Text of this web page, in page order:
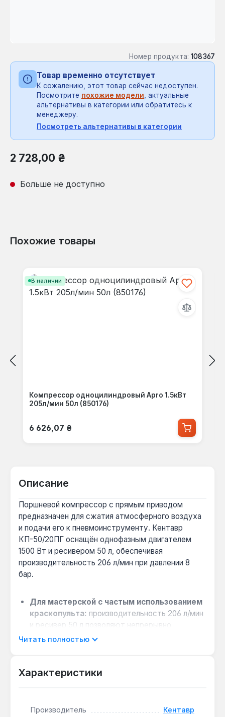
Номер продукта: 108367
Товар временно отсутствует
К сожалению, этот товар сейчас недоступен.
Посмотрите похожие модели , актуальные
альтернативы в категории или обратитесь к
менеджеру.
Посмотреть альтернативы в категории
Обычная цена:
2 728,00 ₴
Больше не доступно
Похожие товары
В наличии
Компрессор одноцилиндровый Apro 1.5кВт
205л/мин 50л (850176)
Обычная цена:
6 626,07 ₴
Описание
Поршневой компрессор с прямым приводом
предназначен для сжатия атмосферного воздуха
и подачи его к пневмоинструменту. Кентавр
КП-50/20ПГ оснащён однофазным двигателем
1500 Вт и ресивером 50 л, обеспечивая
производительность 206 л/мин при давлении 8
бар.
Для мастерской с частым использованием
краскопульта: производительность 206 л/мин
и ресивер 50 л позволяют непрерывно
работать с пневмоинструментом до 15 минут
датчик уровня масла предупредит о
продлевает срок службы.
Читать полностью
Характеристики
Производитель Кентавр